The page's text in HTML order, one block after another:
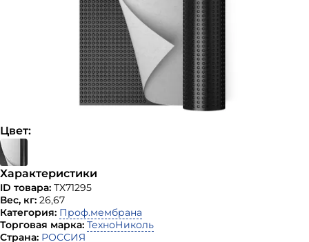
Цвет:
Характеристики
ID товара: ТХ71295
Вес, кг: 26,67
Категория: Проф.мембрана
Торговая марка: ТехноНиколь
Страна: РОССИЯ